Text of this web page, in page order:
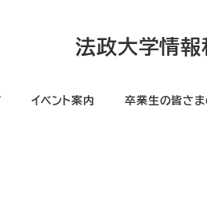
法政大学情報
イベント案内 卒業生の皆さ